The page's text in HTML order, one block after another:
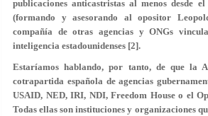
publicaciones anticastristas al menos desde
(formando y asesorando al opositor
compañía de otras agencias y ONGs
inteligencia estadounidenses [2].
Estaríamos hablando, por tanto, de que la
cotrapartida española de agencias
USAID, NED, IRI, NDI, Freedom House o el
Todas ellas son instituciones y organizaciones